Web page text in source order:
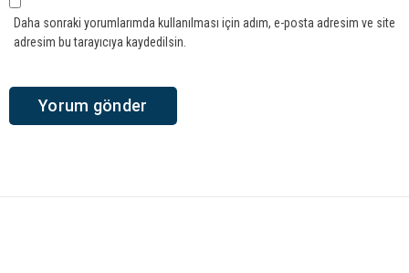
Daha sonraki yorumlarımda kullanılması için adım, e-posta adresim ve site
adresim bu tarayıcıya kaydedilsin.